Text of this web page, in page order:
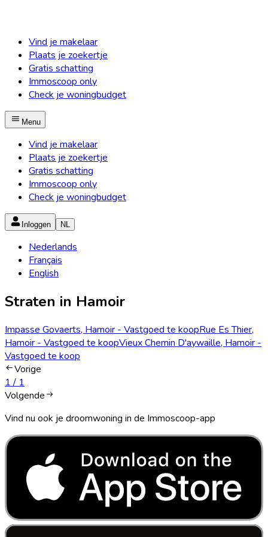
Vind je makelaar
Plaats je zoekertje
Gratis schatting
Immoscoop only
Check je woningbudget
Menu
Vind je makelaar
Plaats je zoekertje
Gratis schatting
Immoscoop only
Check je woningbudget
Inloggen NL
Nederlands
Français
English
Straten in Hamoir
Impasse Govaerts, Hamoir - Vastgoed te koopRue Es Thier,
Hamoir - Vastgoed te koopVieux Chemin D'aywaille, Hamoir -
Vastgoed te koop
Vorige
1/ 1
Volgende
Vind nu ook je droomwoning in de Immoscoop-app